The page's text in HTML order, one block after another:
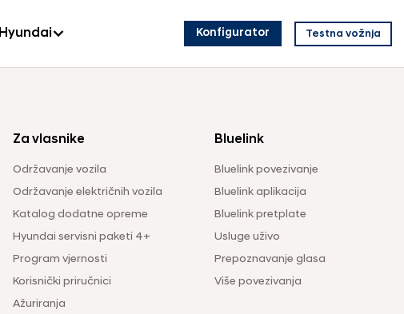
Hyundai Konfigurator Testna vožnja
Za vlasnike
Održavanje vozila
Održavanje električnih vozila
Katalog dodatne opreme
Hyundai servisni paketi 4+
Program vjernosti
Korisnički priručnici
Ažuriranja
Bluelink
Bluelink povezivanje
Bluelink aplikacija
Bluelink pretplate
Usluge uživo
Prepoznavanje glasa
Više povezivanja